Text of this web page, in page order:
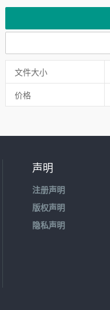
文件大小
价格
声明
注册声明
版权声明
隐私声明